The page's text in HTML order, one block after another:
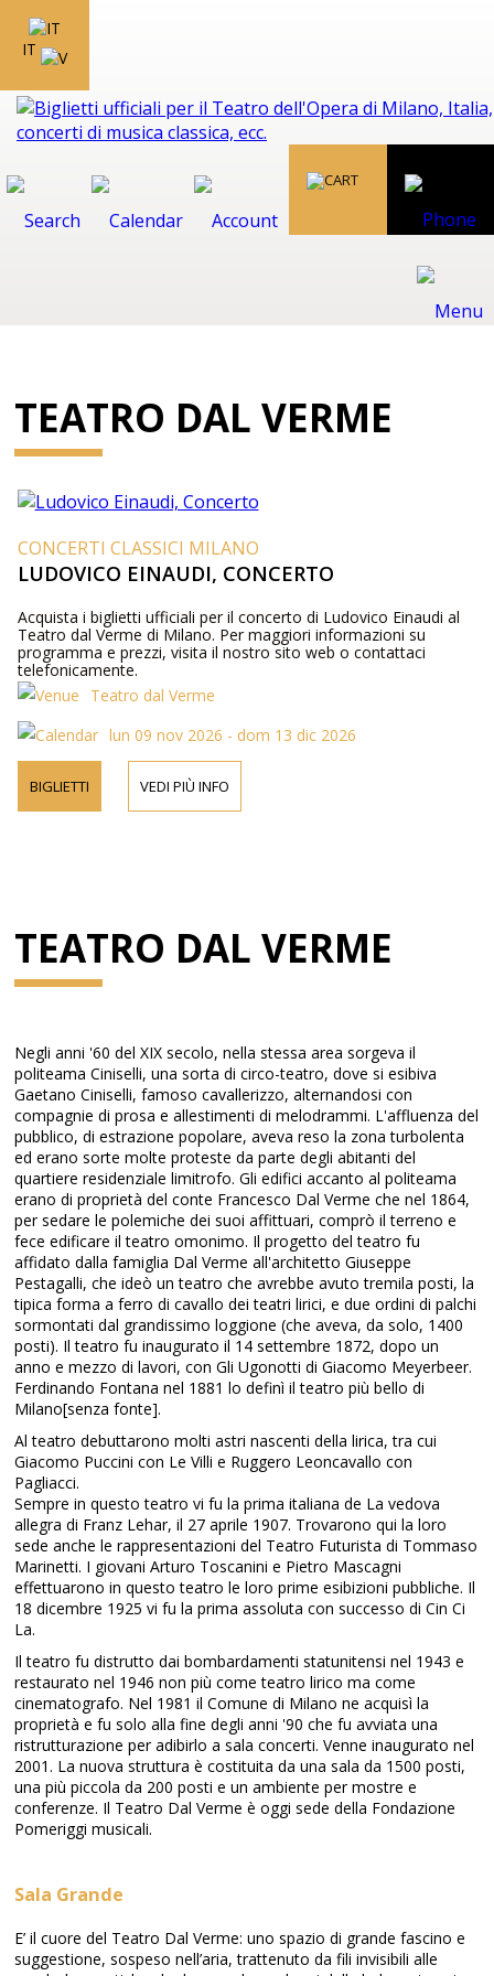
IT
TEATRO DAL VERME
CONCERTI CLASSICI MILANO
LUDOVICO EINAUDI, CONCERTO
Acquista i biglietti ufficiali per il concerto di Ludovico Einaudi al
Teatro dal Verme di Milano. Per maggiori informazioni su
programma e prezzi, visita il nostro sito web o contattaci
telefonicamente.
Teatro dal Verme
lun 09 nov 2026 - dom 13 dic 2026
BIGLIETTI VEDI PIÙ INFO
TEATRO DAL VERME
Negli anni '60 del XIX secolo, nella stessa area sorgeva il
politeama Ciniselli, una sorta di circo-teatro, dove si esibiva
Gaetano Ciniselli, famoso cavallerizzo, alternandosi con
compagnie di prosa e allestimenti di melodrammi. L'affluenza del
pubblico, di estrazione popolare, aveva reso la zona turbolenta
ed erano sorte molte proteste da parte degli abitanti del
quartiere residenziale limitrofo. Gli edifici accanto al politeama
erano di proprietà del conte Francesco Dal Verme che nel 1864,
per sedare le polemiche dei suoi affittuari, comprò il terreno e
fece edificare il teatro omonimo. Il progetto del teatro fu
affidato dalla famiglia Dal Verme all'architetto Giuseppe
Pestagalli, che ideò un teatro che avrebbe avuto tremila posti, la
tipica forma a ferro di cavallo dei teatri lirici, e due ordini di palchi
sormontati dal grandissimo loggione (che aveva, da solo, 1400
posti). Il teatro fu inaugurato il 14 settembre 1872, dopo un
anno e mezzo di lavori, con Gli Ugonotti di Giacomo Meyerbeer.
Ferdinando Fontana nel 1881 lo definì il teatro più bello di
Milano[senza fonte].
Al teatro debuttarono molti astri nascenti della lirica, tra cui
Giacomo Puccini con Le Villi e Ruggero Leoncavallo con
Pagliacci.
Sempre in questo teatro vi fu la prima italiana de La vedova
allegra di Franz Lehar, il 27 aprile 1907. Trovarono qui la loro
sede anche le rappresentazioni del Teatro Futurista di Tommaso
Marinetti. I giovani Arturo Toscanini e Pietro Mascagni
effettuarono in questo teatro le loro prime esibizioni pubbliche. Il
18 dicembre 1925 vi fu la prima assoluta con successo di Cin Ci
La.
Il teatro fu distrutto dai bombardamenti statunitensi nel 1943 e
restaurato nel 1946 non più come teatro lirico ma come
cinematografo. Nel 1981 il Comune di Milano ne acquisì la
proprietà e fu solo alla fine degli anni '90 che fu avviata una
ristrutturazione per adibirlo a sala concerti. Venne inaugurato nel
2001. La nuova struttura è costituita da una sala da 1500 posti,
una più piccola da 200 posti e un ambiente per mostre e
conferenze. Il Teatro Dal Verme è oggi sede della Fondazione
Pomeriggi musicali.
Sala Grande
E’ il cuore del Teatro Dal Verme: uno spazio di grande fascino e
suggestione, sospeso nell’aria, trattenuto da fili invisibili alle